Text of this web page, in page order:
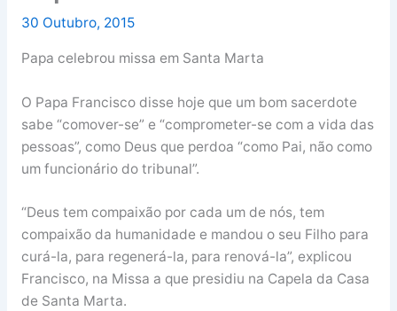
30 Outubro, 2015
Papa celebrou missa em Santa Marta
O Papa Francisco disse hoje que um bom sacerdote
sabe “comover-se” e “comprometer-se com a vida das
pessoas”, como Deus que perdoa “como Pai, não como
um funcionário do tribunal”.
“Deus tem compaixão por cada um de nós, tem
compaixão da humanidade e mandou o seu Filho para
curá-la, para regenerá-la, para renová-la”, explicou
Francisco, na Missa a que presidiu na Capela da Casa
de Santa Marta.